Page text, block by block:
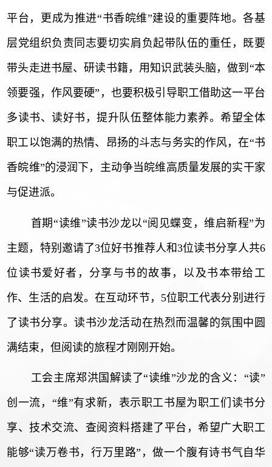
平台，更成为推进“书香皖维”建设的重要阵地。各基
层党组织负责同志要切实肩负起带队伍的重任，既要
带头走进书屋、研读书籍，用知识武装头脑，做到“本
领要强，作风要硬”，也要积极引导职工借助这一平台
多读书、读好书，提升队伍整体能力素养。希望全体
职工以饱满的热情、昂扬的斗志与务实的作风，在“书
香皖维”的浸润下，主动争当皖维高质量发展的实干家
与促进派。
首期“读维”读书沙龙以“阅见蝶变，维启新程”为
主题，特别邀请了3位好书推荐人和3位读书分享人共6
位读书爱好者，分享与书的故事，以及书本带给工
作、生活的启发。在互动环节，5位职工代表分别进行
了读书分享。读书沙龙活动在热烈而温馨的氛围中圆
满结束，但阅读的旅程才刚刚开始。
工会主席郑洪国解读了“读维”沙龙的含义：“读”
创一流，“维”有求新，表示职工书屋为职工们读书分
享、技术交流、查阅资料搭建了平台，希望广大职工
能够“读万卷书，行万里路”，做一个腹有诗书气自华